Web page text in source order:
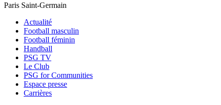
Paris Saint-Germain
Actualité
Football masculin
Football féminin
Handball
PSG TV
Le Club
PSG for Communities
Espace presse
Carrières